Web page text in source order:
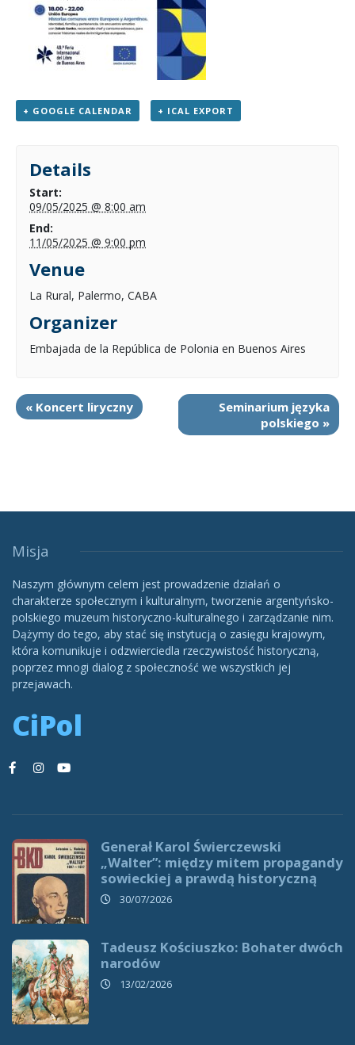
+ GOOGLE CALENDAR + ICAL EXPORT
Details
Start:
09/05/2025 @ 8:00 am
End:
11/05/2025 @ 9:00 pm
Venue
La Rural, Palermo, CABA
Organizer
Embajada de la República de Polonia en Buenos Aires
« Koncert liryczny
Seminarium języka
polskiego »
Misja
Naszym głównym celem jest prowadzenie działań o
charakterze społecznym i kulturalnym, tworzenie argentyńsko-
polskiego muzeum historyczno-kulturalnego i zarządzanie nim.
Dążymy do tego, aby stać się instytucją o zasięgu krajowym,
która komunikuje i odzwierciedla rzeczywistość historyczną,
poprzez mnogi dialog z społeczność we wszystkich jej
przejawach.
CiPol
Generał Karol Świerczewski
„Walter”: między mitem propagandy
sowieckiej a prawdą historyczną
30/07/2026
Tadeusz Kościuszko: Bohater dwóch
narodów
13/02/2026